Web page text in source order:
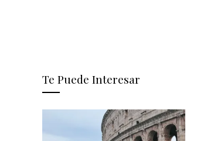
Te Puede Interesar